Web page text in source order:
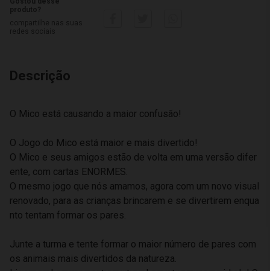
Descrição
O Mico está causando a maior confusão!
O Jogo do Mico está maior e mais divertido!
O Mico e seus amigos estão de volta em uma versão difer
ente, com cartas ENORMES.
O mesmo jogo que nós amamos, agora com um novo visual
renovado, para as crianças brincarem e se divertirem enqua
nto tentam formar os pares.
Junte a turma e tente formar o maior número de pares com
os animais mais divertidos da natureza.